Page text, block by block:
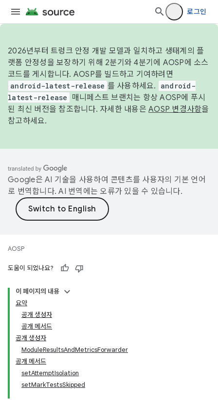
로그인
2026년부터 트렁크 안정 개발 모델과 일치하고 생태계의 플
랫폼 안정성을 보장하기 위해 2분기와 4분기에 AOSP에 소스
코드를 게시합니다. AOSP를 빌드하고 기여하려면
android-latest-release 를 사용하세요.
android-
latest-release
매니페스트 브랜치는 항상 AOSP에 푸시
된 최신 버전을 참조합니다. 자세한 내용은 AOSP 변경사항을
참고하세요.
Google은 AI 기술을 사용하여 콘텐츠를 사용자의 기본 언어
로 번역합니다. AI 번역에는 오류가 있을 수 있습니다.
AOSP
도움이 되었나요?
이 페이지의 내용
요약
공개 생성자
공개 메서드
공개 생성자
ModuleResultsAndMetricsForwarder
공개 메서드
setAttemptIsolation
setMarkTestsSkipped